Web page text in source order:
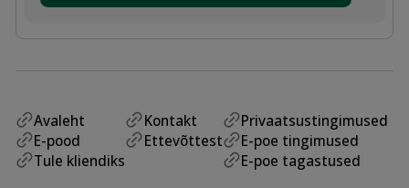
Avaleht
E-pood
Tule kliendiks
Kontakt
Ettevõttest
Privaatsustingimused
E-poe tingimused
E-poe tagastused